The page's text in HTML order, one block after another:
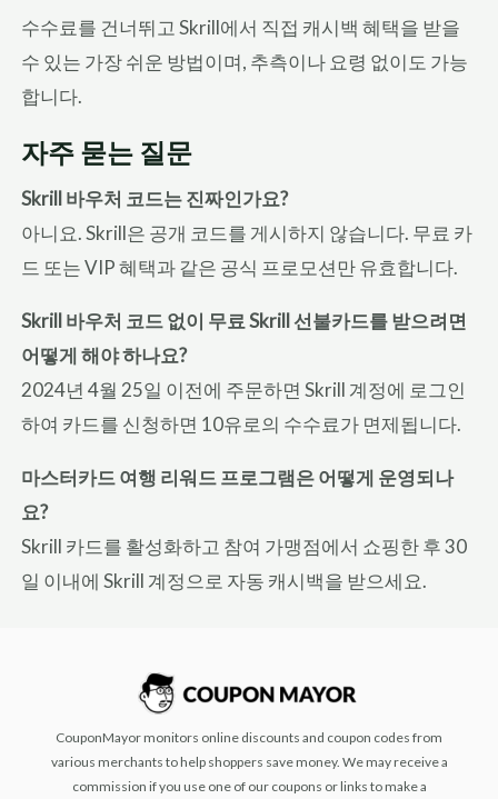
수수료를 건너뛰고 Skrill에서 직접 캐시백 혜택을 받을
수 있는 가장 쉬운 방법이며, 추측이나 요령 없이도 가능
합니다.
자주 묻는 질문
Skrill 바우처 코드는 진짜인가요?
아니요. Skrill은 공개 코드를 게시하지 않습니다. 무료 카
드 또는 VIP 혜택과 같은 공식 프로모션만 유효합니다.
Skrill 바우처 코드 없이 무료 Skrill 선불카드를 받으려면
어떻게 해야 하나요?
2024년 4월 25일 이전에 주문하면 Skrill 계정에 로그인
하여 카드를 신청하면 10유로의 수수료가 면제됩니다.
마스터카드 여행 리워드 프로그램은 어떻게 운영되나
요?
Skrill 카드를 활성화하고 참여 가맹점에서 쇼핑한 후 30
일 이내에 Skrill 계정으로 자동 캐시백을 받으세요.
CouponMayor monitors online discounts and coupon codes from
various merchants to help shoppers save money. We may receive a
commission if you use one of our coupons or links to make a